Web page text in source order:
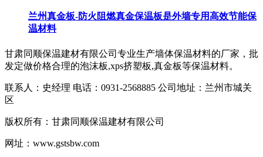
兰州真金板-防火阻燃真金保温板是外墙专用高效节能保
温材料​
甘肃同顺保温建材有限公司专业生产墙体保温材料的厂家，批
发定做价格合理的泡沫板,xps挤塑板,真金板等保温材料。
联系人：史经理 电话：0931-2568885 公司地址：兰州市城关
区
版权所有：甘肃同顺保温建材有限公司
网址：www.gstsbw.com